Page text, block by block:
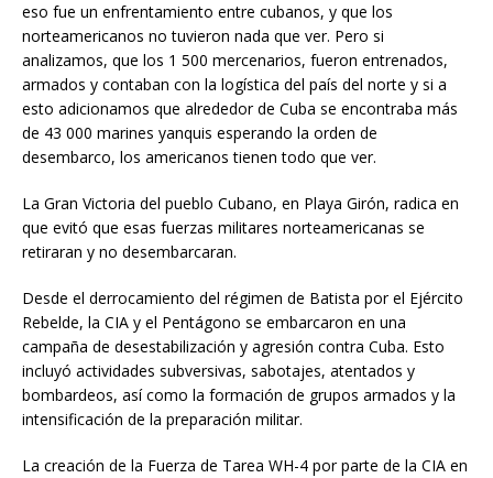
eso fue un enfrentamiento entre cubanos, y que los
norteamericanos no tuvieron nada que ver. Pero si
analizamos, que los 1 500 mercenarios, fueron entrenados,
armados y contaban con la logística del país del norte y si a
esto adicionamos que alrededor de Cuba se encontraba más
de 43 000 marines yanquis esperando la orden de
desembarco, los americanos tienen todo que ver.
La Gran Victoria del pueblo Cubano, en Playa Girón, radica en
que evitó que esas fuerzas militares norteamericanas se
retiraran y no desembarcaran.
Desde el derrocamiento del régimen de Batista por el Ejército
Rebelde, la CIA y el Pentágono se embarcaron en una
campaña de desestabilización y agresión contra Cuba. Esto
incluyó actividades subversivas, sabotajes, atentados y
bombardeos, así como la formación de grupos armados y la
intensificación de la preparación militar.
La creación de la Fuerza de Tarea WH-4 por parte de la CIA en